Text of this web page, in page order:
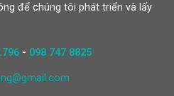
để chúng tôi phát triển và lấy
- 098 747 8825